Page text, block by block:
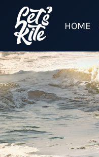
HOME